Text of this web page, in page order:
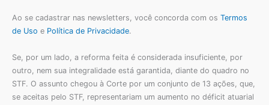
Ao se cadastrar nas newsletters, você concorda com os Termos
de Uso e Política de Privacidade.
Se, por um lado, a reforma feita é considerada insuficiente, por
outro, nem sua integralidade está garantida, diante do quadro no
STF. O assunto chegou à Corte por um conjunto de 13 ações, que,
se aceitas pelo STF, representariam um aumento no déficit atuarial